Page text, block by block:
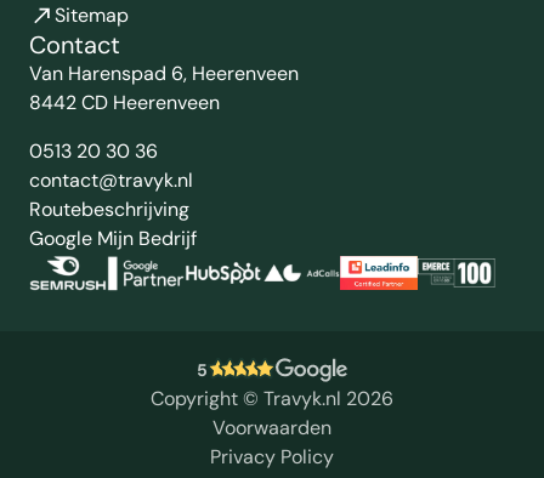
Sitemap
Contact
Van Harenspad 6, Heerenveen
8442 CD Heerenveen
0513 20 30 36
contact@travyk.nl
Routebeschrijving
Google Mijn Bedrijf
5
Copyright © Travyk.nl 2026
Voorwaarden
Privacy Policy